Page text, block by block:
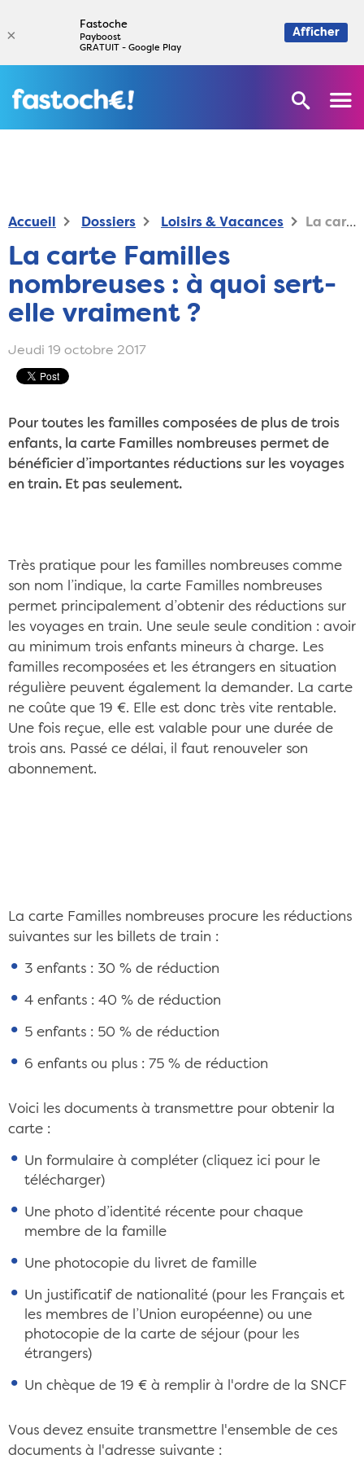
Accueil Dossiers Loisirs & Vacances La carte Familles nombreuses : à quoi sert-elle vraiment ?
La carte Familles
nombreuses : à quoi sert-
elle vraiment ?
Jeudi 19 octobre 2017
Pour toutes les familles composées de plus de trois
enfants, la carte Familles nombreuses permet de
bénéficier d’importantes réductions sur les voyages
en train. Et pas seulement.
Très pratique pour les familles nombreuses comme
son nom l’indique, la carte Familles nombreuses
permet principalement d’obtenir des réductions sur
les voyages en train. Une seule seule condition : avoir
au minimum trois enfants mineurs à charge. Les
familles recomposées et les étrangers en situation
régulière peuvent également la demander. La carte
ne coûte que 19 €. Elle est donc très vite rentable.
Une fois reçue, elle est valable pour une durée de
trois ans. Passé ce délai, il faut renouveler son
abonnement.
La carte Familles nombreuses procure les réductions
suivantes sur les billets de train :
3 enfants : 30 % de réduction
4 enfants : 40 % de réduction
5 enfants : 50 % de réduction
6 enfants ou plus : 75 % de réduction
Voici les documents à transmettre pour obtenir la
carte :
Un formulaire à compléter (cliquez ici pour le
télécharger)
Une photo d’identité récente pour chaque
membre de la famille
Une photocopie du livret de famille
Un justificatif de nationalité (pour les Français et
les membres de l’Union européenne) ou une
photocopie de la carte de séjour (pour les
étrangers)
Un chèque de 19 € à remplir à l'ordre de la SNCF
Vous devez ensuite transmettre l'ensemble de ces
documents à l'adresse suivante :
×
Fastoche
Payboost
GRATUIT - Google Play
Afficher